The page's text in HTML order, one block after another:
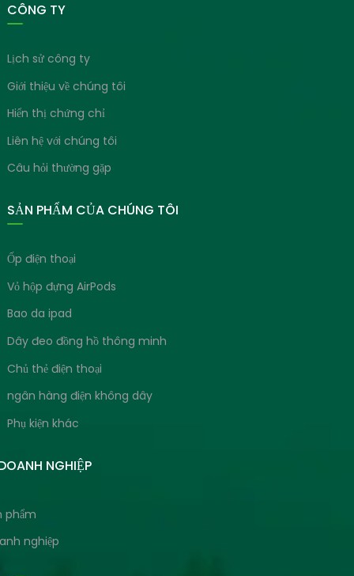
CÔNG TY
Lịch sử công ty
Giới thiệu về chúng tôi
Hiển thị chứng chỉ
Liên hệ với chúng tôi
Câu hỏi thường gặp
SẢN PHẨM CỦA CHÚNG TÔI
Ốp điện thoại
Vỏ hộp đựng AirPods
Bao da ipad
Dây đeo đồng hồ thông minh
Chủ thẻ điện thoại
ngân hàng điện không dây
Phụ kiện khác
NGHIỆP
phẩm
nghiệp